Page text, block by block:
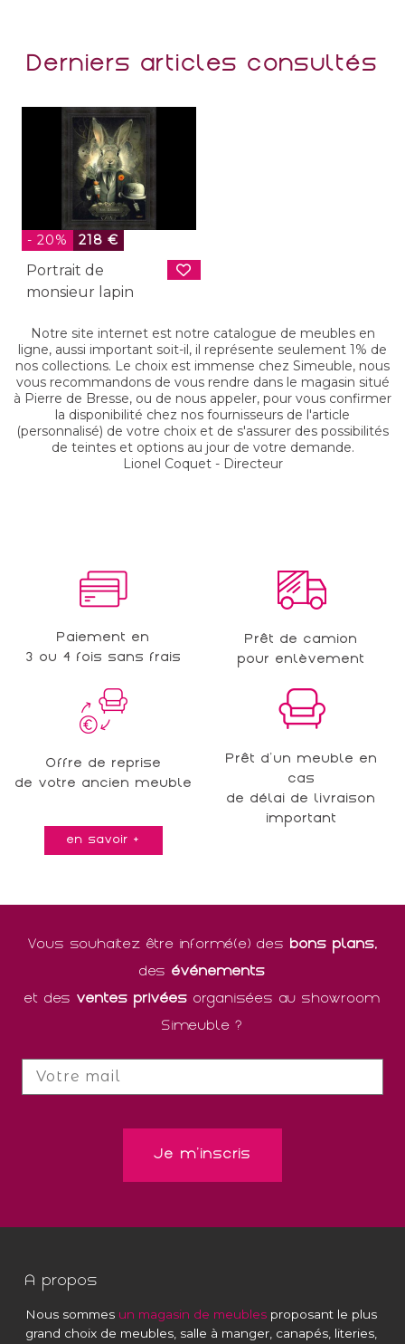
Derniers articles consultés
- 20% 218 €
Portrait de
monsieur lapin
Notre site internet est notre catalogue de meubles en
ligne, aussi important soit-il, il représente seulement 1% de
nos collections. Le choix est immense chez Simeuble, nous
vous recommandons de vous rendre dans le magasin situé
à Pierre de Bresse, ou de nous appeler, pour vous confirmer
la disponibilité chez nos fournisseurs de l'article
(personnalisé) de votre choix et de s'assurer des possibilités
de teintes et options au jour de votre demande.
Lionel Coquet - Directeur
Paiement en
3 ou 4 fois sans frais
Prêt de camion
pour enlèvement
Offre de reprise
de votre ancien meuble
en savoir +
Prêt d'un meuble en
cas
de délai de livraison
important
Vous souhaitez être informé(e) des bons plans,
desévénements
et desventes privées organisées au showroom
Simeuble ?
A propos
Nous sommes un magasin de meubles proposant le plus
grand choix de meubles, salle à manger, canapés, literies,